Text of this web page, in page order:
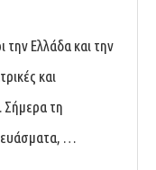
την Ελλάδα και την
και
Σήμερα τη
…